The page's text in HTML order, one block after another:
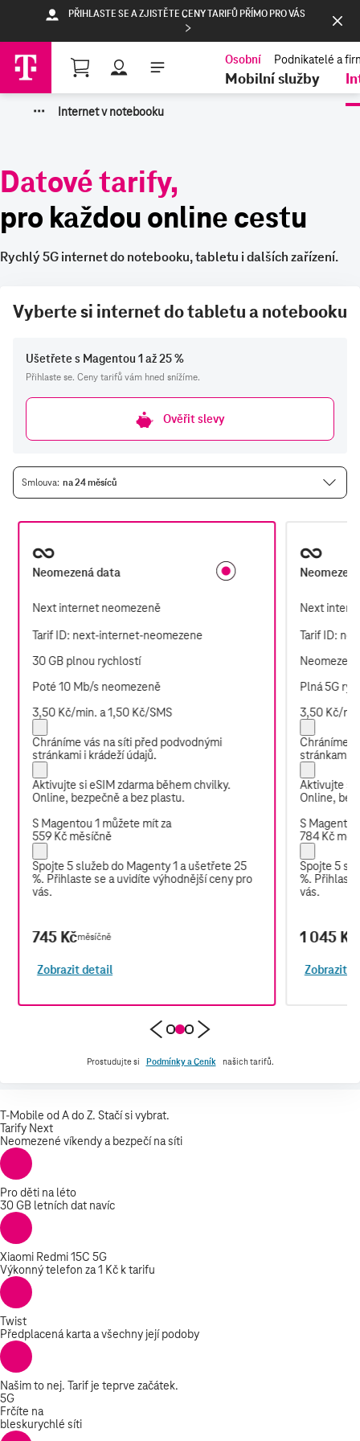
PŘIHLASTE SE A ZJISTĚTE CENY TARIFŮ PŘÍMO PRO VÁS
Nákupní košík
Mobilní služby
··· Internet v notebooku
Datové tarify,
pro každou online cestu
Rychlý 5G internet do notebooku, tabletu i dalších zařízení.
Vyberte si internet do tabletu a notebooku
Ušetřete s Magentou 1 až 25 %
Přihlaste se. Ceny tarifů vám hned snížíme.
Ověřit slevy
Smlouva na 24 měsíců
Neomezená data
Next internet neomezeně
Tarif ID: next-internet-neomezene
30 GBplnou rychlostí
Poté10 Mb/sneomezeně
3,50 Kč/min. a 1,50 Kč/SMS
Chráníme vás na síti před podvodnými
stránkami i krádeží údajů.
Aktivujte si eSIM zdarma během chvilky.
Online, bezpečně a bez plastu.
S Magentou 1 můžete mít za
559 Kč měsíčně
Spojte 5 služeb do Magenty 1 a ušetřete 25
%. Přihlaste sea uvidíte výhodnější ceny pro
vás.
745 Kčměsíčně
Zobrazit detail
Next
Tarif ID:
Neomezená
Plná 5G
3,50 Kč/
Chráníme
stránkami i
Aktivujte si
Online,
S
784 Kč
Spojte 5
%.
vás.
1 045 Kč
Zobrazit
Prostudujte si Podmínky a Ceník našich tarifů.